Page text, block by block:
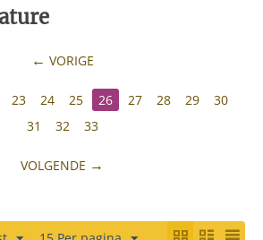
VORIGE
23 24 25 26 27 28 29
30
31
32 33
VOLGENDE